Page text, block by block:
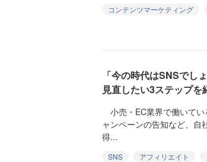
コンテンツマーケティング
「今の時代はSNSで
見直したい3ステップを
小売・EC業界で働いて
ャンペーンの告知など、自
得...
SNS アフィリエイト